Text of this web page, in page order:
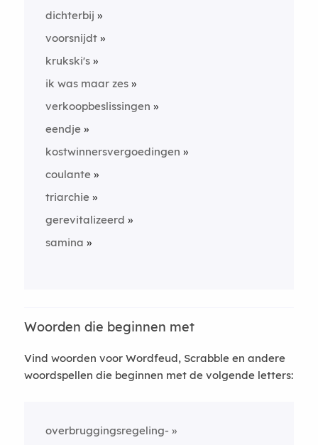
dichterbij
voorsnijdt
krukski's
ik was maar zes
verkoopbeslissingen
eendje
kostwinnersvergoedingen
coulante
triarchie
gerevitalizeerd
samina
Woorden die beginnen met
Vind woorden voor Wordfeud, Scrabble en andere
woordspellen die beginnen met de volgende letters:
overbruggingsregeling-